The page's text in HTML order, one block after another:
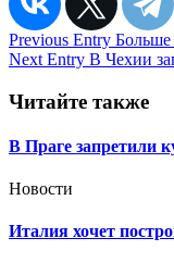
Навигация
по
записям
Previous Entry Больше
Next Entry В Чехии
Читайте также
В Праге запретили
Новости
Италия хочет